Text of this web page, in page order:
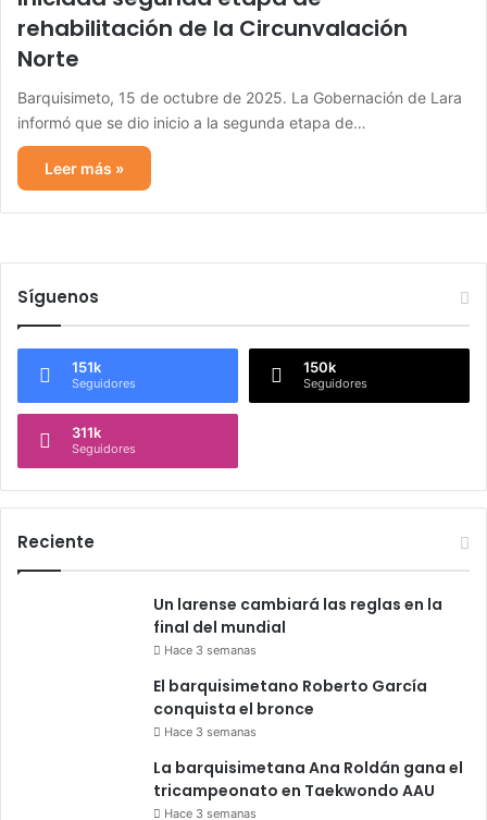
rehabilitación de la Circunvalación
Norte
Barquisimeto, 15 de octubre de 2025. La Gobernación de Lara
informó que se dio inicio a la segunda etapa de…
Leer más »
Síguenos
151k
Seguidores
150k
Seguidores
311k
Seguidores
Reciente
Un larense cambiará las reglas en la
final del mundial
Hace 3 semanas
El barquisimetano Roberto García
conquista el bronce
Hace 3 semanas
La barquisimetana Ana Roldán gana el
tricampeonato en Taekwondo AAU
Hace 3 semanas